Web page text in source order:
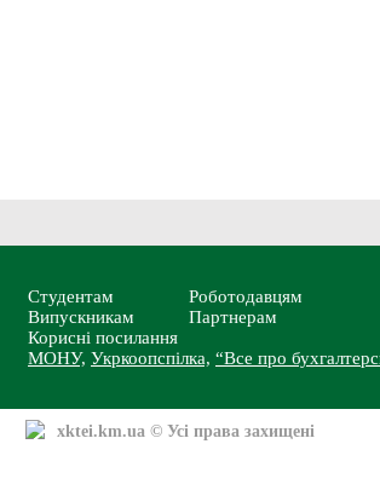
Студентам
Випускникам
Роботодавцям
Партнерам
Корисні посилання
МОНУ, Укркоопспілка, “Все про
xktei.km.ua © Усі права захищені